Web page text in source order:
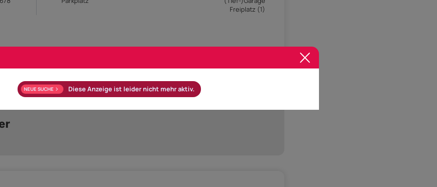
Freiplatz (1)
NEUE SUCHE Diese Anzeige ist leider nicht mehr aktiv.